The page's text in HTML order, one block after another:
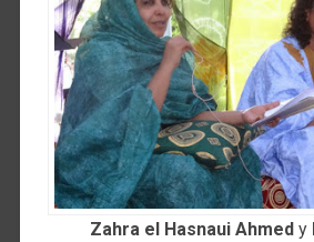
Zahra el Hasnaui Ahmed y